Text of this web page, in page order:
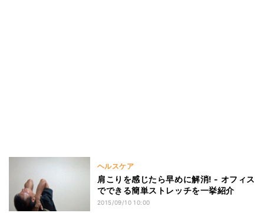
ヘルスケア
肩こりを感じたら早めに解消! - オフィス
でできる簡単ストレッチを一挙紹介
2015/09/10 10:00